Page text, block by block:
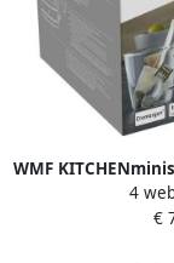
WMF
1L Compact4
€